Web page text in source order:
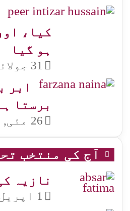
کیا،
ہو گیا
31 جولائی, 2026
ابر
برستا
26 مئی, 2020
آج کی منتخب
نازیہ
1 اپریل, 2023